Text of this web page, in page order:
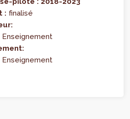
: finalisé